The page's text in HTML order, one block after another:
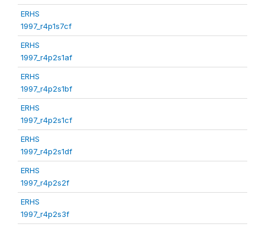
ERHS
1997_r4p1s7cf
ERHS
1997_r4p2s1af
ERHS
1997_r4p2s1bf
ERHS
1997_r4p2s1cf
ERHS
1997_r4p2s1df
ERHS
1997_r4p2s2f
ERHS
1997_r4p2s3f